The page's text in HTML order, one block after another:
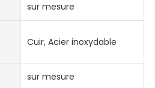
sur mesure
Cuir, Acier inoxydable
sur mesure